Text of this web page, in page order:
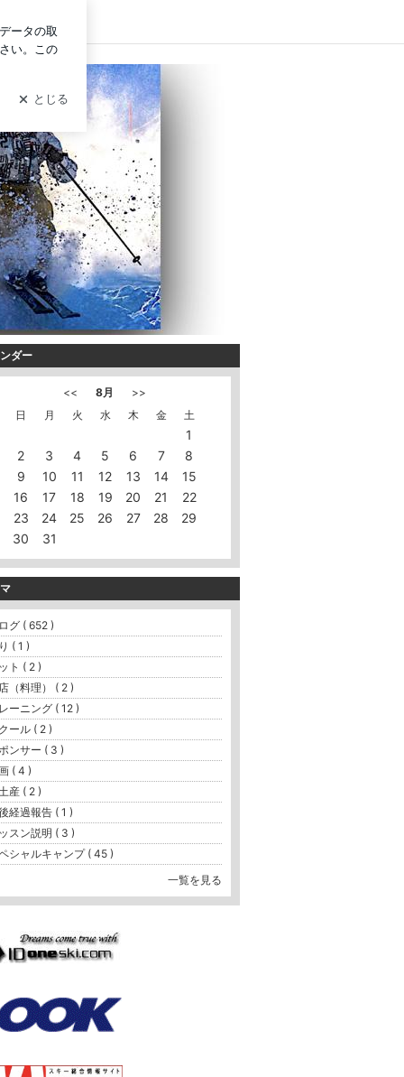
ン
ダー
<< 8月
>>
日
月 火 水 木 金 土
1
2
3 4 5 6 7
8
9
10 11 12 13 14
15
16
17 18 19 20 21
22
23
24 25 26 27 28
29
30
31
グ ( 652 )
( 1 )
ト ( 2 )
（料理） ( 2 )
ーニング ( 12 )
ール ( 2 )
ンサー ( 3 )
( 4 )
産 ( 2 )
経過報告 ( 1 )
スン説明 ( 3 )
シャルキャンプ ( 45 )
一覧を見る